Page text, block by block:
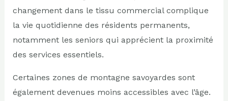
changement dans le tissu commercial complique
la vie quotidienne des résidents permanents,
notamment les seniors qui apprécient la proximité
des services essentiels.
Certaines zones de montagne savoyardes sont
également devenues moins accessibles avec l’âge.